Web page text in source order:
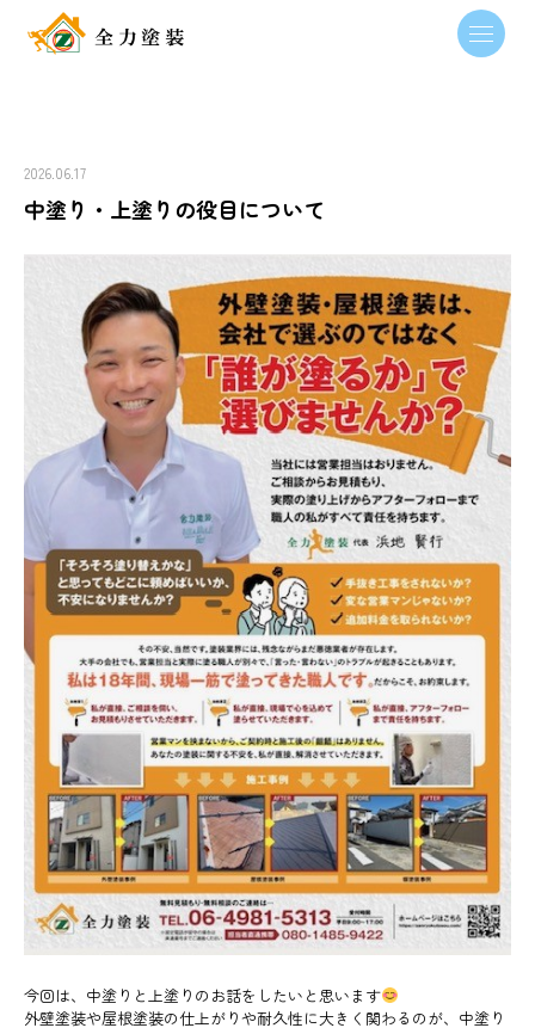
2026.06.17
中塗り・上塗りの役目について
今回は、中塗りと上塗りのお話をしたいと思います
外壁塗装や屋根塗装の仕上がりや耐久性に大きく関わるのが、中塗り